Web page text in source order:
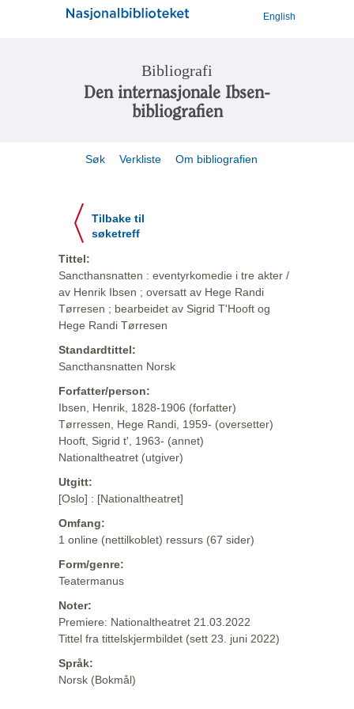
English
Bibliografi
Den internasjonale Ibsen-
bibliografien
Søk Verkliste Om bibliografien
Tilbake til
søketreff
Tittel:
Sancthansnatten : eventyrkomedie i tre akter /
av Henrik Ibsen ; oversatt av Hege Randi
Tørresen ; bearbeidet av Sigrid T'Hooft og
Hege Randi Tørresen
Standardtittel:
Sancthansnatten Norsk
Forfatter/person:
Ibsen, Henrik, 1828-1906 (forfatter)
Tørressen, Hege Randi, 1959- (oversetter)
Hooft, Sigrid t', 1963- (annet)
Nationaltheatret (utgiver)
Utgitt:
[Oslo] : [Nationaltheatret]
Omfang:
1 online (nettilkoblet) ressurs (67 sider)
Form/genre:
Teatermanus
Noter:
Premiere: Nationaltheatret 21.03.2022
Tittel fra tittelskjermbildet (sett 23. juni 2022)
Språk:
Norsk (Bokmål)